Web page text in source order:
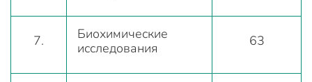
7.
Биохимические
исследования
63